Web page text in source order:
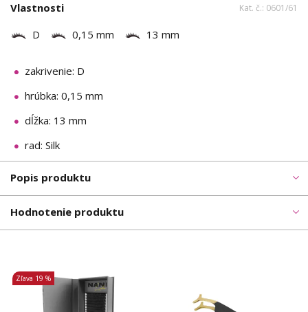
Vlastnosti Kat. č.: 0601/61
D 0,15 mm 13 mm
zakrivenie: D
hrúbka: 0,15 mm
dĺžka: 13 mm
rad: Silk
Popis produktu
Hodnotenie produktu
Zľava 19 %